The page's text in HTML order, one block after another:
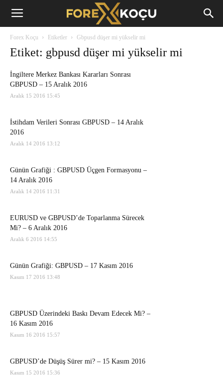
Forex
Forex Koçu Etiketler Gbpusd düşer mi yükselir mi
Etiket: gbpusd düşer mi yükselir mi
İngiltere Merkez Bankası Kararları Sonrası
GBPUSD – 15 Aralık 2016
Aralık 15 2016 15:45
İstihdam Verileri Sonrası GBPUSD – 14 Aralık
2016
Aralık 14 2016 13:12
Günün Grafiği : GBPUSD Üçgen Formasyonu –
14 Aralık 2016
Aralık 14 2016 11:31
EURUSD ve GBPUSD’de Toparlanma Sürecek
Mi? – 6 Aralık 2016
Aralık 6 2016 14:55
Günün Grafiği: GBPUSD – 17 Kasım 2016
Kasım 17 2016 13:48
GBPUSD Üzerindeki Baskı Devam Edecek Mi? –
16 Kasım 2016
Kasım 16 2016 15:57
GBPUSD’de Düşüş Sürer mi? – 15 Kasım 2016
Kasım 15 2016 15:36